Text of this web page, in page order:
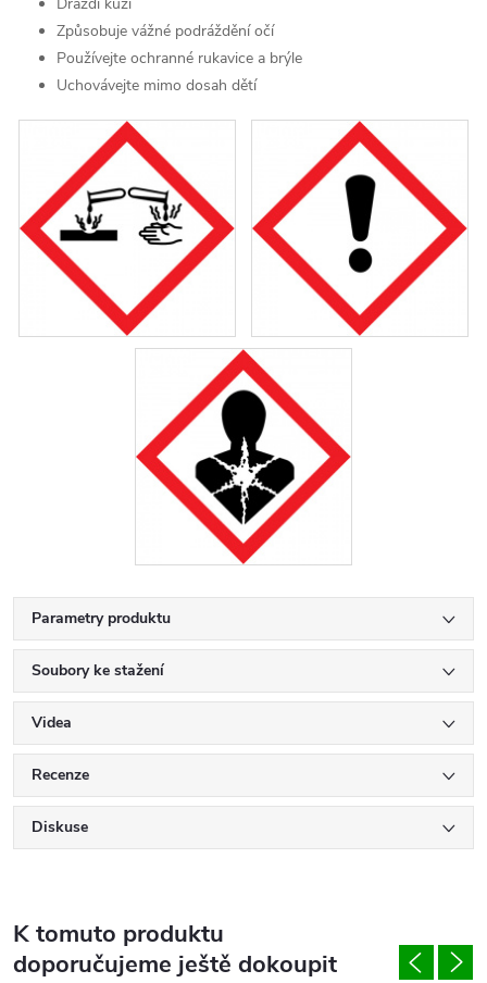
Způsobuje vážné podráždění očí
Používejte ochranné rukavice a brýle
Uchovávejte mimo dosah dětí
Parametry produktu
Soubory ke stažení
Videa
Recenze
Diskuse
K tomuto produktu
doporučujeme ještě dokoupit